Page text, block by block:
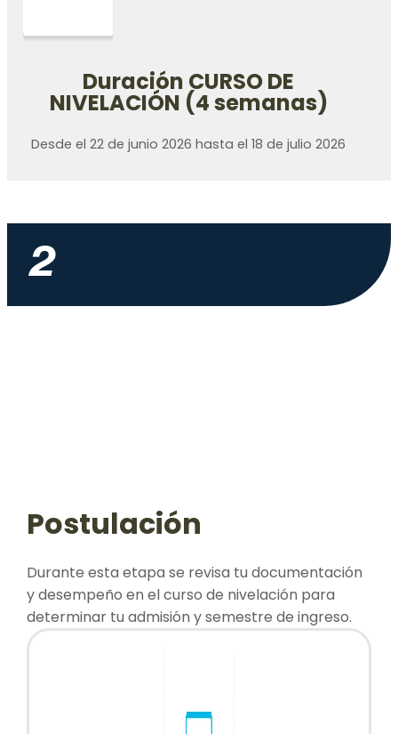
Duración CURSO DE
NIVELACIÓN (4 semanas)
Desde el 22 de junio 2026 hasta el 18 de julio 2026
Postulación
Durante esta etapa se revisa tu documentación
y desempeño en el curso de nivelación para
determinar tu admisión y semestre de ingreso.
2